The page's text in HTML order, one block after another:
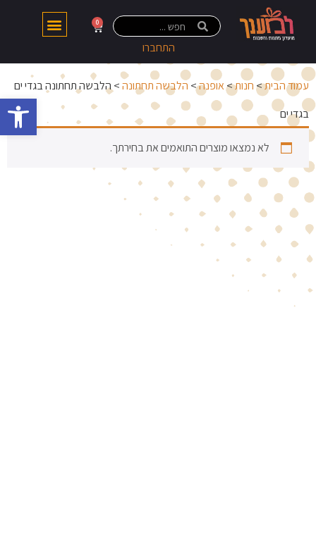
התחברו
0
עמוד הבית>חנות>אופנה> הלבשה תחתונה> הלבשה תחתונה בגדי ים
בגדי ים
לא נמצאו מוצרים התואמים את בחירתך.